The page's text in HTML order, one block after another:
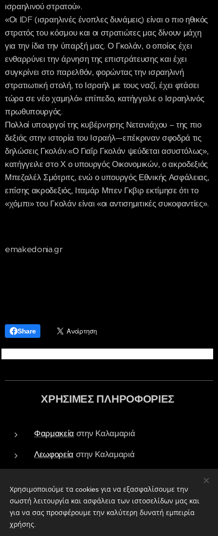
ισραηλινού στρατού».
«Οι IDF (ισραηλινές ένοπλες δυνάμεις) είναι ο πιο ηθικός
στρατός του κόσμου και οι στρατιώτες μας δίνουν μάχη
για την ίδια την ύπαρξή μας. Ο Γκολάν, ο οποίος έχει
ενθαρρύνει την άρνηση της επιστράτευσης και έχει
συγκρίνει στο παρελθόν, φορώντας την ισραηλινή
στρατιωτική στολή, το Ισραήλ με τους ναζί, έχει φτάσει
τώρα σε νέο χαμηλό» επίπεδο, κατήγγειλε ο Ισραηλινός
πρωθυπουργός.
Πολλοί υπουργοί της κυβέρνησης Νετανιάχου – της πιο
δεξιάς στην ιστορία του Ισραήλ—επέκριναν σφοδρά τις
δηλώσεις Γκολάν.«Ο Γιαΐρ Γκολάν ψεύδεται ασυστόλως»,
κατήγγειλε στο Χ ο υπουργός Οικονομικών, ο ακροδεξιός
Μπεζαλέλ Σμότριτς, ενώ ο υπουργός Εθνικής Ασφάλειας,
επίσης ακροδεξιός, Ιταμάρ Μπεν Γκβιρ εκτίμησε ότι το
«χόμπι» του Γκολάν είναι «οι αντισημιτικές συκοφαντίες».
emakedonia.gr
Share
ΧΡΗΣΙΜΕΣ ΠΛΗΡΟΦΟΡΙΕΣ
Φαρμακεία στην Καλαμαριά
Λεωφορεία στην Καλαμαριά
Πάρκα στην Καλαμαριά
Ιεροί Ναοί στην Καλαμαριά
Χρησιμοποιούμε τα cookies για να εξασφαλίσουμε την
σωστή λειτουργία και ασφάλεια των ιστοσελίδων μας και
για να σας προσφέρουμε την καλύτερη δυνατή εμπειρία
χρήσης.